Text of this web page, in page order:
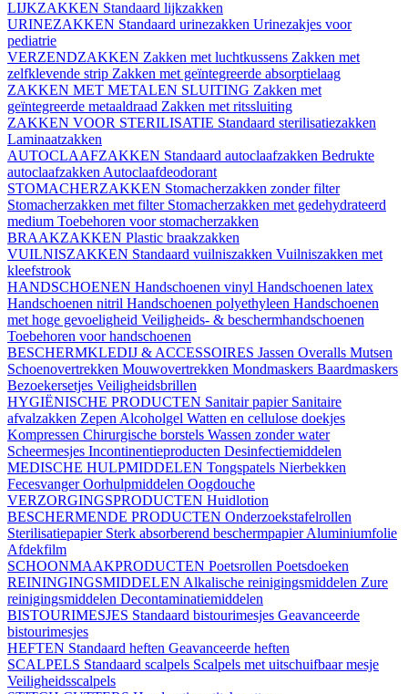
LIJKZAKKEN Standaard lijkzakken
URINEZAKKEN Standaard urinezakken Urinezakjes voor
pediatrie
VERZENDZAKKEN Zakken met luchtkussens Zakken met
zelfklevende strip Zakken met geïntegreerde absorptielaag
ZAKKEN MET METALEN SLUITING Zakken met
geïntegreerde metaaldraad Zakken met ritssluiting
ZAKKEN VOOR STERILISATIE Standaard sterilisatiezakken
Laminaatzakken
AUTOCLAAFZAKKEN Standaard autoclaafzakken Bedrukte
autoclaafzakken Autoclaafdeodorant
STOMACHERZAKKEN Stomacherzakken zonder filter
Stomacherzakken met filter Stomacherzakken met gedehydrateerd
medium Toebehoren voor stomacherzakken
BRAAKZAKKEN Plastic braakzakken
VUILNISZAKKEN Standaard vuilniszakken Vuilniszakken met
kleefstrook
HANDSCHOENEN Handschoenen vinyl Handschoenen latex
Handschoenen nitril Handschoenen polyethyleen Handschoenen
met hoge gevoeligheid Veiligheids- & beschermhandschoenen
Toebehoren voor handschoenen
BESCHERMKLEDIJ & ACCESSOIRES Jassen Overalls Mutsen
Schoenovertrekken Mouwovertrekken Mondmaskers Baardmaskers
Bezoekersetjes Veiligheidsbrillen
HYGIËNISCHE PRODUCTEN Sanitair papier Sanitaire
afvalzakken Zepen Alcoholgel Watten en cellulose doekjes
Kompressen Chirurgische borstels Wassen zonder water
Scheermesjes Incontinentieproducten Desinfectiemiddelen
MEDISCHE HULPMIDDELEN Tongspatels Nierbekken
FecesvangerOorhulpmiddelen Oogdouche
VERZORGINGSPRODUCTEN Huidlotion
BESCHERMENDE PRODUCTEN Onderzoekstafelrollen
Sterilisatiepapier Sterk absorberend beschermpapierAluminiumfolie
Afdekfilm
SCHOONMAAKPRODUCTEN Poetsrollen Poetsdoeken
REININGINGSMIDDELEN Alkalische reinigingsmiddelen Zure
reinigingsmiddelen Decontaminatiemiddelen
BISTOURIMESJES Standaard bistourimesjes Geavanceerde
bistourimesjes
HEFTEN Standaard heften Geavanceerde heften
SCALPELS Standaard scalpels Scalpels met uitschuifbaar mesje
Veiligheidsscalpels